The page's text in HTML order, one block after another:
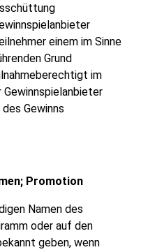
einem im Sinne
Grund
im
Gewinnspielanbieter
Gewinns
Promotion
Namen des
oder auf den
geben, wenn